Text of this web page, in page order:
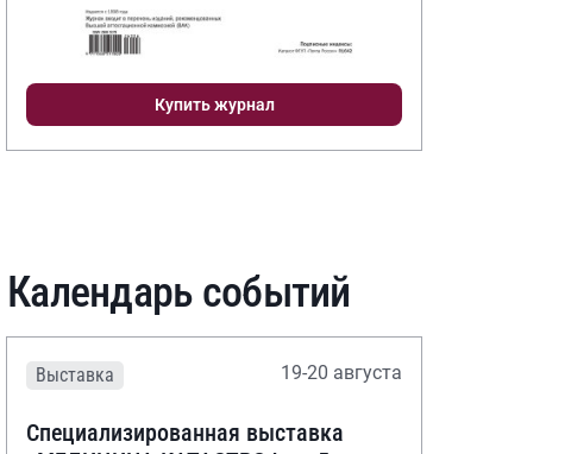
Купить журнал
Календарь событий
Выставка 19-20 августа
Специализированная выставка